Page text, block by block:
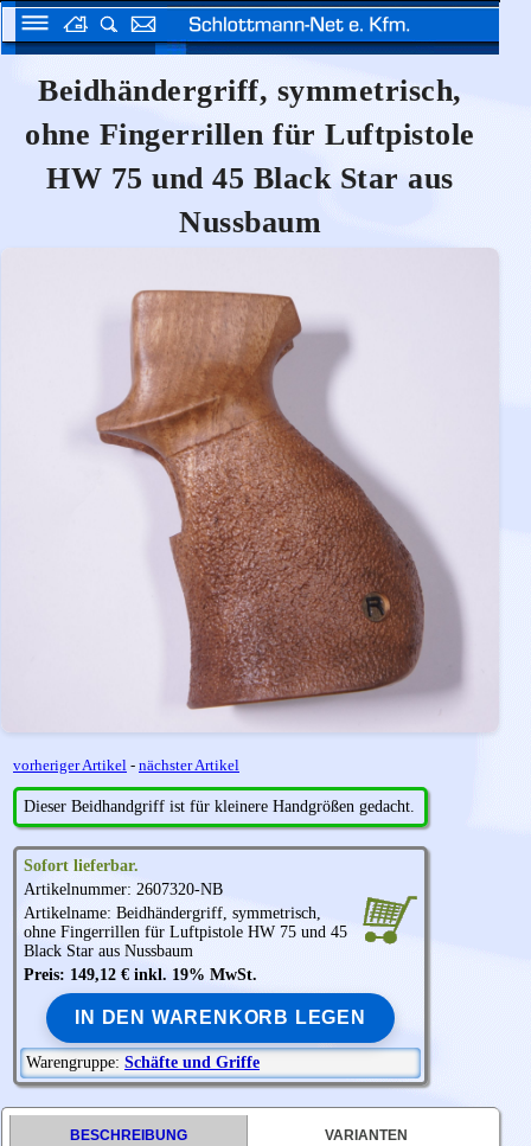
Beidhändergriff, symmetrisch,
ohne Fingerrillen für Luftpistole
HW 75 und 45 Black Star aus
Nussbaum
vorheriger Artikel - nächster Artikel
Dieser Beidhandgriff ist für kleinere Handgrößen gedacht.
Sofort lieferbar.
Artikelnummer: 2607320-NB
Artikelname: Beidhändergriff, symmetrisch,
ohne Fingerrillen für Luftpistole HW 75 und 45
Black Star aus Nussbaum
Preis: 149,12 € inkl. 19% MwSt.
IN DEN WARENKORB LEGEN
Warengruppe: Schäfte und Griffe
BESCHREIBUNG VARIANTEN